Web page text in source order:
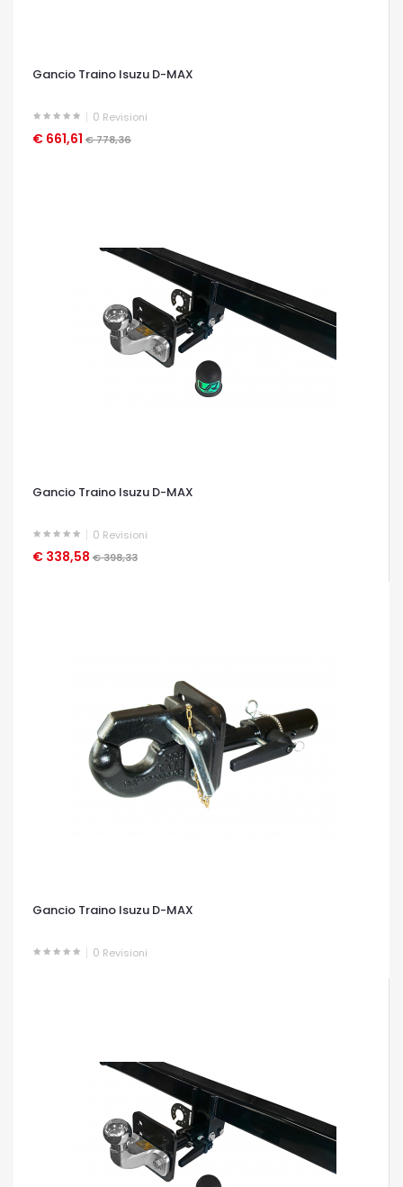
Gancio Traino Isuzu D-MAX
0 Revisioni
€ 661,61 € 778,36
OCCHIATA VELOCE
Gancio Traino Isuzu D-MAX
0 Revisioni
€ 338,58 € 398,33
OCCHIATA VELOCE
Gancio Traino Isuzu D-MAX
0 Revisioni
OCCHIATA VELOCE